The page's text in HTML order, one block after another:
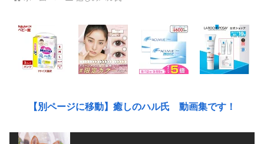
【別ページに移動】癒しのハル氏 動画集です！